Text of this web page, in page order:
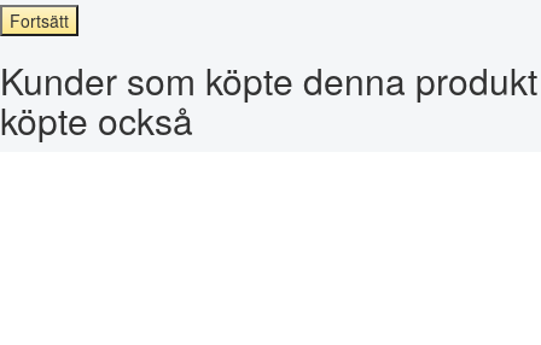
Fortsätt
Kunder som köpte denna produkt
köpte också